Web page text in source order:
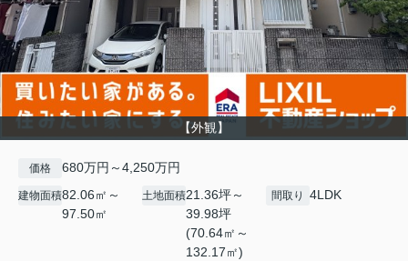
【外観】
価格 680万円～4,250万円
建物面積82.06㎡～
97.50㎡
土地面積21.36坪～
39.98坪
(70.64㎡～
132.17㎡)
間取り 4LDK